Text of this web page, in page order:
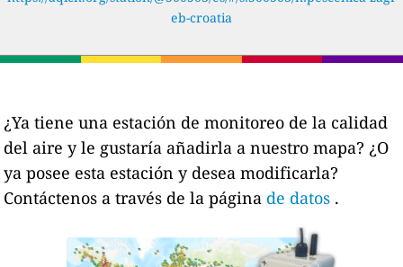
eb-croatia
¿Ya tiene una estación de monitoreo de la calidad
del aire y le gustaría añadirla a nuestro mapa? ¿O
ya posee esta estación y desea modificarla?
Contáctenos a través de la página de datos .